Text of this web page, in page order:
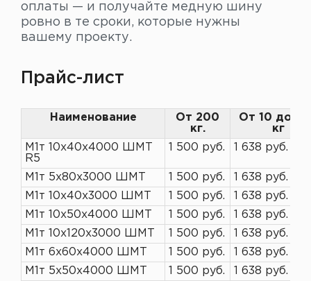
оплаты — и получайте медную шину
ровно в те сроки, которые нужны
вашему проекту.
Прайс-лист
Наименование
От 200
кг.
От 10 до
кг
М1т 10х40х4000 ШМТ
R5
1 500 руб. 1 638 руб.
М1т 5х80х3000 ШМТ 1 500 руб.
1 638 руб.
М1т 10х40х3000 ШМТ
1 500 руб.
1 638 руб.
М1т 10х50х4000 ШМТ
1 500 руб.
1 638 руб.
М1т 10х120х3000 ШМТ
1 500 руб.
1 638 руб.
М1т 6х60х4000 ШМТ
1 500 руб.
1 638 руб.
М1т 5х50х4000 ШМТ
1 500 руб.
1 638 руб.